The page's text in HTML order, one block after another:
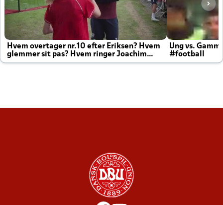
Hvem overtager nr.10 efter Eriksen? Hvem
glemmer sit pas? Hvem ringer Joachim
altid til efter kampe?
Ung vs.
#football